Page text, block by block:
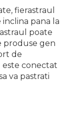
fierastraul
inclina pana la
poate
produse gen
de
este conectat
va pastrati